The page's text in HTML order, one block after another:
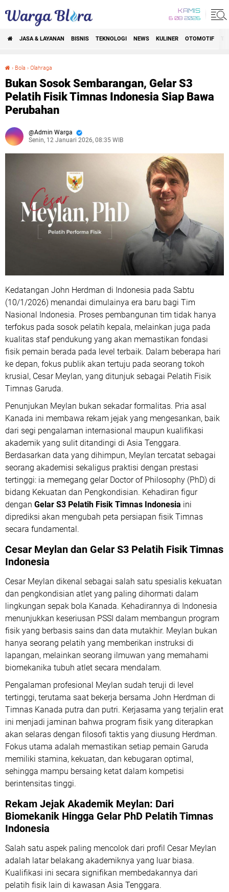
KAMIS
6 08 2026
JASA & LAYANAN BISNIS TEKNOLOGI NEWS KULINER OTOMOTIF
› Bola › Olahraga
Bukan Sosok Sembarangan, Gelar S3
Pelatih Fisik Timnas Indonesia Siap Bawa
Perubahan
Admin Warga
Senin, 12 Januari 2026, 08:35 WIB
Kedatangan John Herdman di Indonesia pada Sabtu
(10/1/2026) menandai dimulainya era baru bagi Tim
Nasional Indonesia. Proses pembangunan tim tidak hanya
terfokus pada sosok pelatih kepala, melainkan juga pada
kualitas staf pendukung yang akan memastikan fondasi
fisik pemain berada pada level terbaik. Dalam beberapa hari
ke depan, fokus publik akan tertuju pada seorang tokoh
krusial, Cesar Meylan, yang ditunjuk sebagai Pelatih Fisik
Timnas Garuda.
Penunjukan Meylan bukan sekadar formalitas. Pria asal
Kanada ini membawa rekam jejak yang mengesankan, baik
dari segi pengalaman internasional maupun kualifikasi
akademik yang sulit ditandingi di Asia Tenggara.
Berdasarkan data yang dihimpun, Meylan tercatat sebagai
seorang akademisi sekaligus praktisi dengan prestasi
tertinggi: ia memegang gelar Doctor of Philosophy (PhD) di
bidang Kekuatan dan Pengkondisian. Kehadiran figur
dengan Gelar S3 Pelatih Fisik Timnas Indonesia ini
diprediksi akan mengubah peta persiapan fisik Timnas
secara fundamental.
Cesar Meylan dan Gelar S3 Pelatih Fisik Timnas
Indonesia
Cesar Meylan dikenal sebagai salah satu spesialis kekuatan
dan pengkondisian atlet yang paling dihormati dalam
lingkungan sepak bola Kanada. Kehadirannya di Indonesia
menunjukkan keseriusan PSSI dalam membangun program
fisik yang berbasis sains dan data mutakhir. Meylan bukan
hanya seorang pelatih yang memberikan instruksi di
lapangan, melainkan seorang ilmuwan yang memahami
biomekanika tubuh atlet secara mendalam.
Pengalaman profesional Meylan sudah teruji di level
tertinggi, terutama saat bekerja bersama John Herdman di
Timnas Kanada putra dan putri. Kerjasama yang terjalin erat
ini menjadi jaminan bahwa program fisik yang diterapkan
akan selaras dengan filosofi taktis yang diusung Herdman.
Fokus utama adalah memastikan setiap pemain Garuda
memiliki stamina, kekuatan, dan kebugaran optimal,
sehingga mampu bersaing ketat dalam kompetisi
berintensitas tinggi.
Rekam Jejak Akademik Meylan: Dari
Biomekanik Hingga Gelar PhD Pelatih Timnas
Indonesia
Salah satu aspek paling mencolok dari profil Cesar Meylan
adalah latar belakang akademiknya yang luar biasa.
Kualifikasi ini secara signifikan membedakannya dari
pelatih fisik lain di kawasan Asia Tenggara.